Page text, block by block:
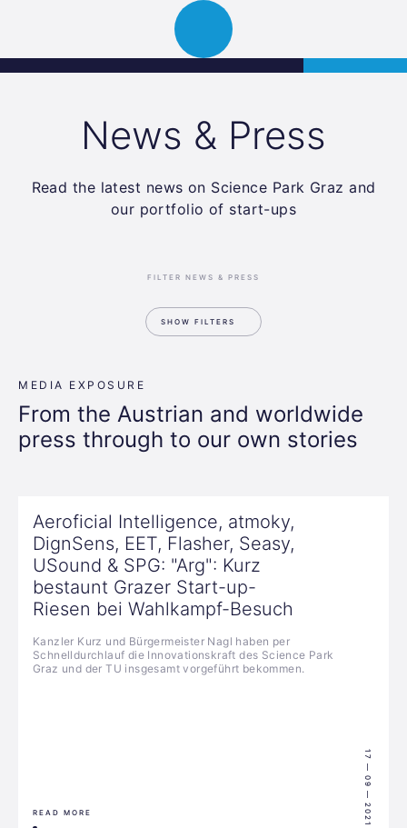
Graz
Open
News & Press
Read the latest news on Science Park Graz and
our portfolio of start-ups
FILTER NEWS & PRESS
SHOW FILTERS
MEDIA EXPOSURE
From the Austrian and worldwide
press through to our own stories
Aeroficial Intelligence, atmoky,
DignSens, EET, Flasher, Seasy,
USound & SPG: "Arg": Kurz
bestaunt Grazer Start-up-
Riesen bei Wahlkampf-Besuch
Kanzler Kurz und Bürgermeister Nagl haben per
Schnelldurchlauf die Innovationskraft des Science Park
Graz und der TU insgesamt vorgeführt bekommen.
READ MORE 17 — 09 — 2021